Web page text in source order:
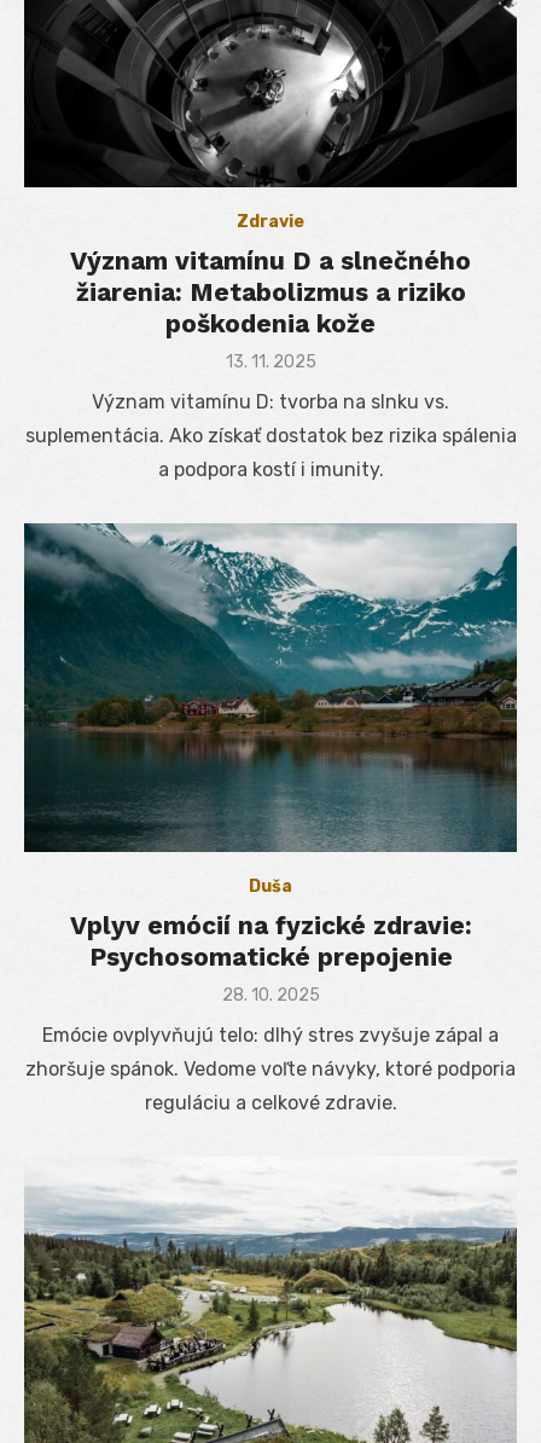
Zdravie
Význam vitamínu D a slnečného
žiarenia: Metabolizmus a riziko
poškodenia kože
Posted
13. 11. 2025
Význam vitamínu D: tvorba na slnku vs.
suplementácia. Ako získať dostatok bez rizika spálenia
a podpora kostí i imunity.
Duša
Vplyv emócií na fyzické zdravie:
Psychosomatické prepojenie
Posted
28. 10. 2025
Emócie ovplyvňujú telo: dlhý stres zvyšuje zápal a
zhoršuje spánok. Vedome voľte návyky, ktoré podporia
reguláciu a celkové zdravie.